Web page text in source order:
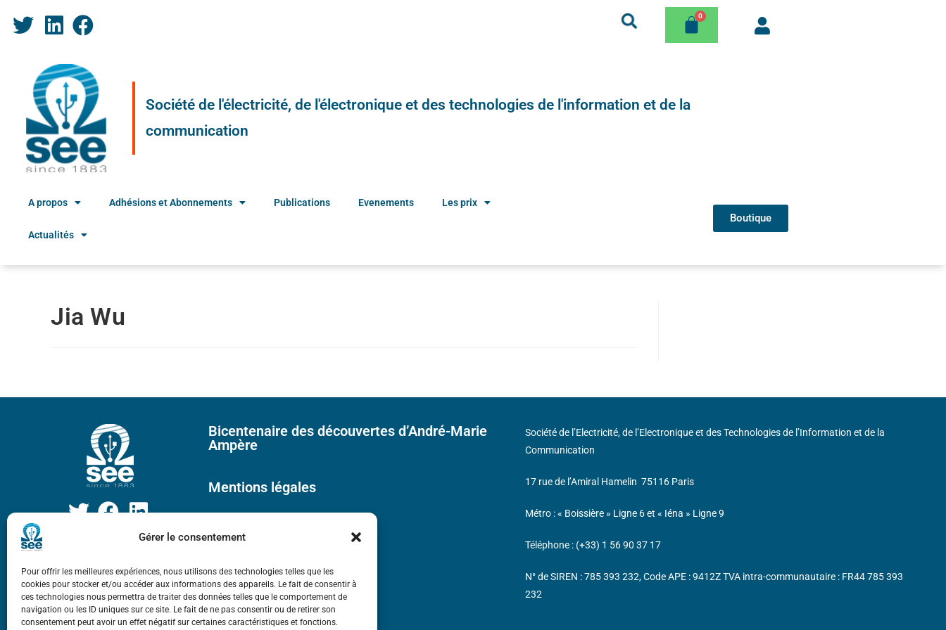
Gérer le consentement
Pour offrir les meilleures expériences, nous utilisons des technologies telles que les
cookies pour stocker et/ou accéder aux informations des appareils. Le fait de consentir à
ces technologies nous permettra de traiter des données telles que le comportement de
navigation ou les ID uniques sur ce site. Le fait de ne pas consentir ou de retirer son
consentement peut avoir un effet négatif sur certaines caractéristiques et fonctions.
Société de l'électricité, de l'électronique et des technologies de l'information et de la
communication
A propos Adhésions et Abonnements Publications Evenements Les prix
Actualités
Boutique
Jia Wu
Bicentenaire des découvertes d’André-Marie
Ampère
Mentions légales
Société de l’Electricité, de l’Electronique et des Technologies de l’Information et de la
Communication
17 rue de l’Amiral Hamelin 75116 Paris
Métro : « Boissière » Ligne 6 et « Iéna » Ligne 9
Téléphone : (+33) 1 56 90 37 17
N° de SIREN : 785 393 232, Code APE : 9412Z TVA intra-communautaire : FR44 785 393
232